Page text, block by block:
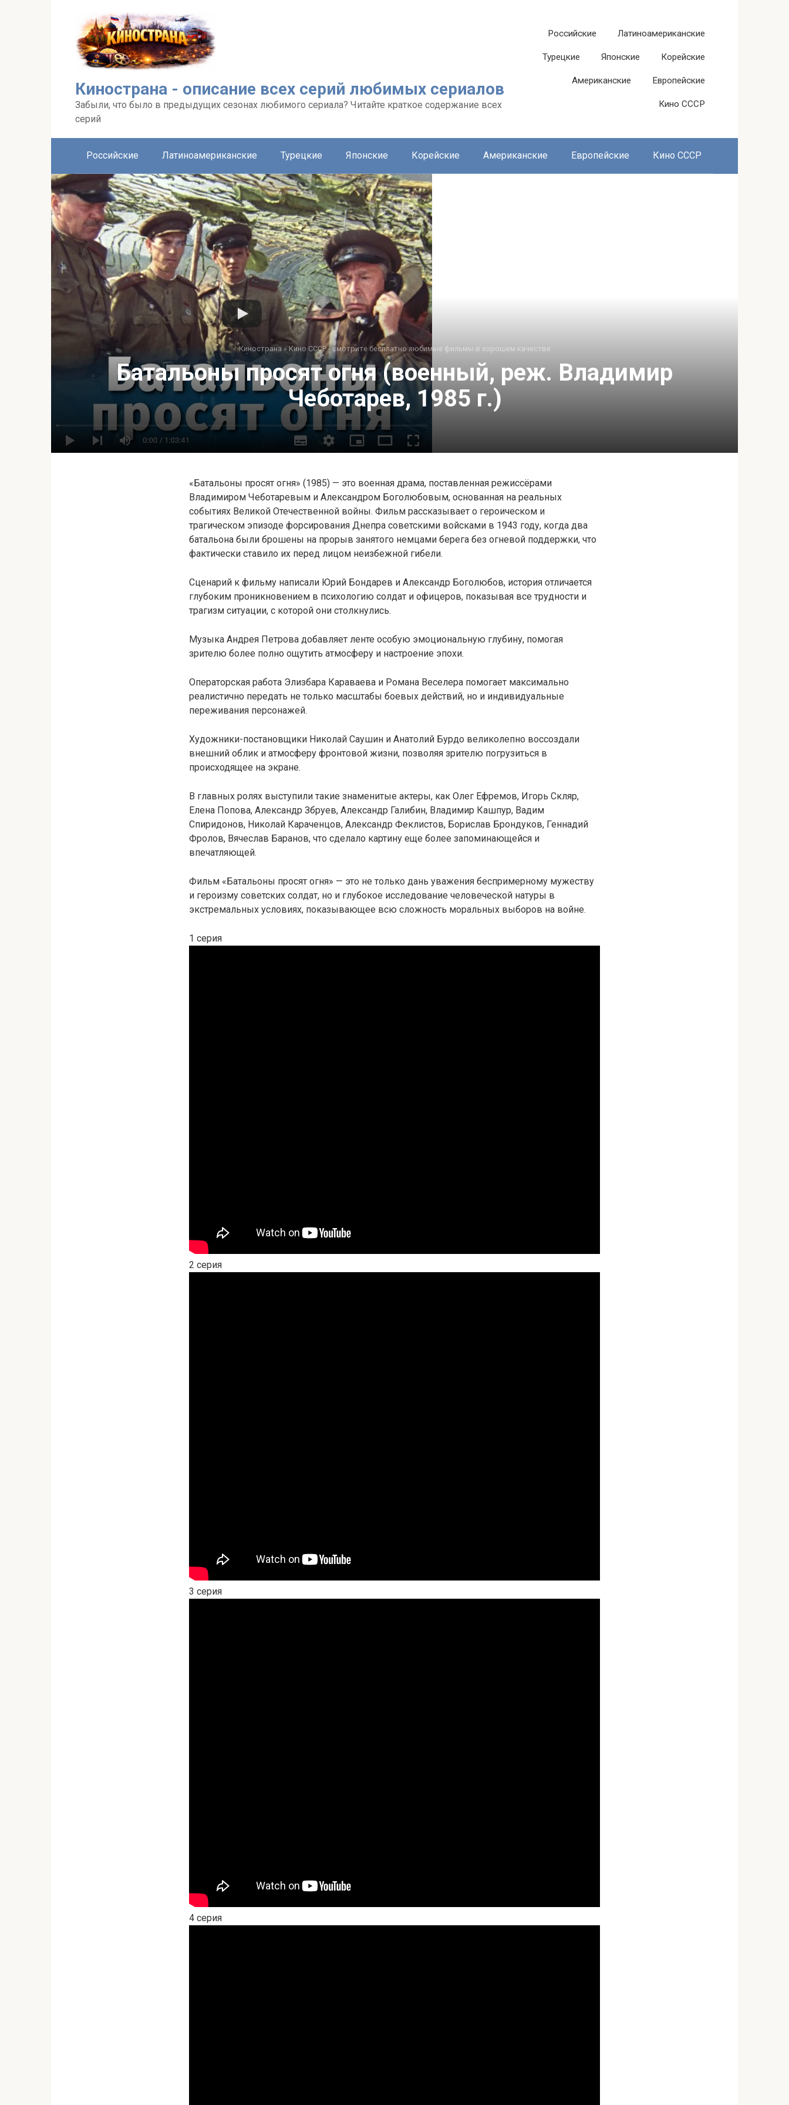
Кинострана - описание всех серий любимых сериалов
Забыли, что было в предыдущих сезонах любимого сериала? Читайте краткое содержание всех
серий
Российские Латиноамериканские
Турецкие Японские Корейские
Американские Европейские
Кино СССР
Российские Латиноамериканские Турецкие Японские Корейские Американские Европейские Кино СССР
Кинострана » Кино СССР - смотрите бесплатно любимые фильмы в хорошем качестве
Батальоны просят огня (военный, реж. Владимир
Чеботарев, 1985 г.)
«Батальоны просят огня» (1985) — это военная драма, поставленная режиссёрами
Владимиром Чеботаревым и Александром Боголюбовым, основанная на реальных
событиях Великой Отечественной войны. Фильм рассказывает о героическом и
трагическом эпизоде форсирования Днепра советскими войсками в 1943 году, когда два
батальона были брошены на прорыв занятого немцами берега без огневой поддержки, что
фактически ставило их перед лицом неизбежной гибели.
Сценарий к фильму написали Юрий Бондарев и Александр Боголюбов, история отличается
глубоким проникновением в психологию солдат и офицеров, показывая все трудности и
трагизм ситуации, с которой они столкнулись.
Музыка Андрея Петрова добавляет ленте особую эмоциональную глубину, помогая
зрителю более полно ощутить атмосферу и настроение эпохи.
Операторская работа Элизбара Караваева и Романа Веселера помогает максимально
реалистично передать не только масштабы боевых действий, но и индивидуальные
переживания персонажей.
Художники-постановщики Николай Саушин и Анатолий Бурдо великолепно воссоздали
внешний облик и атмосферу фронтовой жизни, позволяя зрителю погрузиться в
происходящее на экране.
В главных ролях выступили такие знаменитые актеры, как Олег Ефремов, Игорь Скляр,
Елена Попова, Александр Збруев, Александр Галибин, Владимир Кашпур, Вадим
Спиридонов, Николай Караченцов, Александр Феклистов, Борислав Брондуков, Геннадий
Фролов, Вячеслав Баранов, что сделало картину еще более запоминающейся и
впечатляющей.
Фильм «Батальоны просят огня» — это не только дань уважения беспримерному мужеству
и героизму советских солдат, но и глубокое исследование человеческой натуры в
экстремальных условиях, показывающее всю сложность моральных выборов на войне.
1 серия
2 серия
3 серия
4 серия